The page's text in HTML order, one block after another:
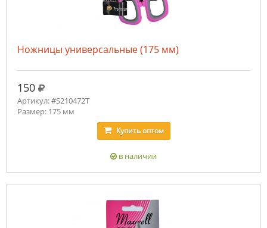
Ножницы универсальные (175 мм)
150 руб.
Артикул: #S210472T
Размер: 175 мм
Купитьоптом
в наличии